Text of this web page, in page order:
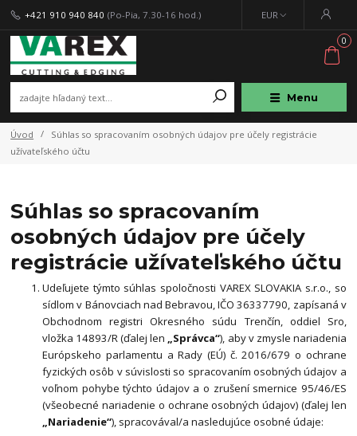
Menu
EUR
+421 910 940 840 (Po-Pia, 7.30-16 hod.)
0
Úvod
Súhlas so spracovaním osobných údajov pre účely registrácie
užívateľského účtu
Súhlas so spracovaním
osobných údajov pre účely
registrácie užívateľského účtu
Udeľujete týmto súhlas spoločnosti VAREX SLOVAKIA s.r.o., so
sídlom v Bánovciach nad Bebravou, IČO 36337790, zapísaná v
Obchodnom registri Okresného súdu Trenčín, oddiel Sro,
vložka 14893/R(ďalej len „Správca“), aby v zmysle nariadenia
Európskeho parlamentu a Rady (EÚ) č. 2016/679 o ochrane
fyzických osôb v súvislosti so spracovaním osobných údajov a
voľnom pohybe týchto údajov a o zrušení smernice 95/46/ES
(všeobecné nariadenie o ochrane osobných údajov) (ďalej len
„Nariadenie“), spracovával/a nasledujúce osobné údaje: